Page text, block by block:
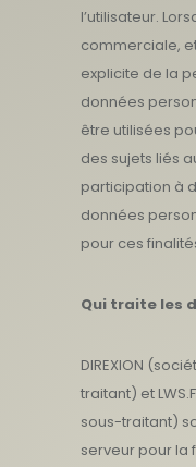
l’utilisateur.
commerciale,
explicite de la
données
être utilisées
des sujets liés
participation à
données
pour ces
Qui traite les
DIREXION
traitant) et
sous-traitant)
serveur pour la